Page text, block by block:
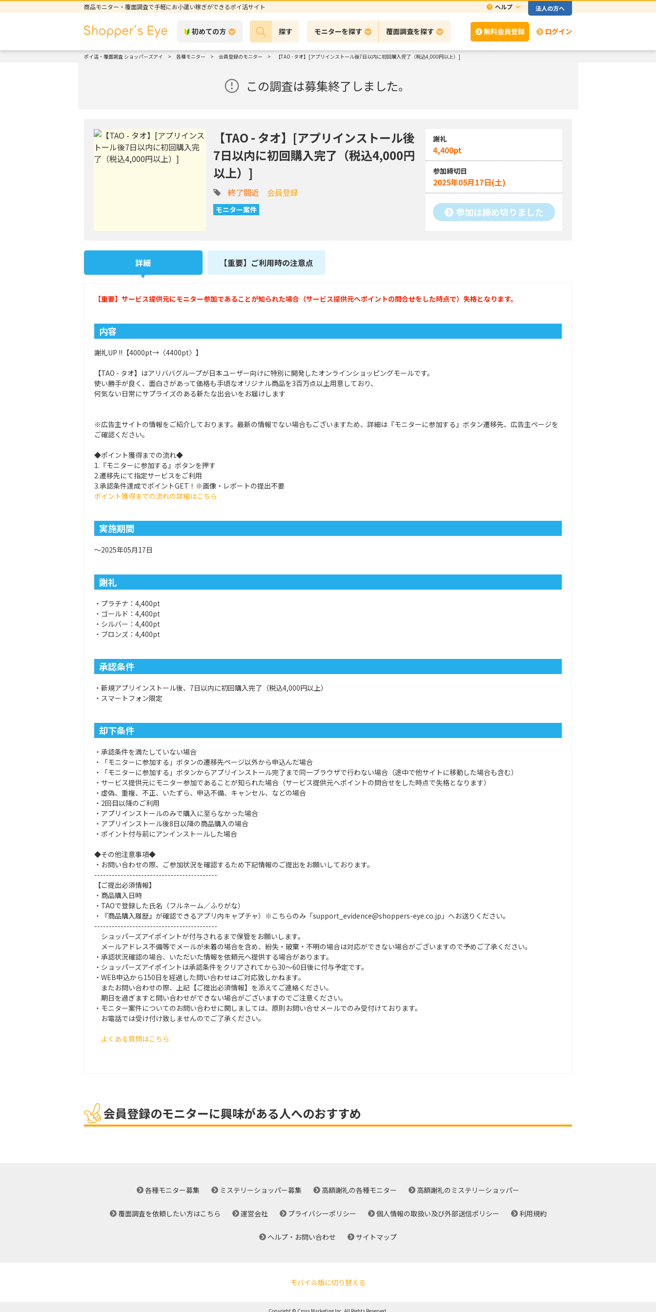
商品モニター・覆面調査で手軽にお小遣い稼ぎができるポイ活サイト ヘルプ 法人の方へ
初めての方 探す モニターを探す 覆面調査を探す 無料会員登録 ログイン
ポイ活・覆面調査 ショッパーズアイ 各種モニター 会員登録のモニター 【TAO - タオ】[アプリインストール後7日以内に初回購入完了（税込4,000円以上）]
この調査は募集終了しました。
【TAO - タオ】[アプリインストール後
7日以内に初回購入完了（税込4,000円
以上）]
終了間近 会員登録
モニター案件
謝礼
4,400pt
参加締切日
2025年05月17日(土)
参加は締め切りました
詳細 【重要】ご利用時の注意点
【重要】サービス提供元にモニター参加であることが知られた場合（サービス提供元へポイントの問合せをした時点で）失格となります。
内容
謝礼UP !!【4000pt→〈4400pt〉】
【TAO - タオ】はアリババグループが日本ユーザー向けに特別に開発したオンラインショッピングモールです。
使い勝手が良く、面白さがあって価格も手頃なオリジナル商品を3百万点以上用意しており、
何気ない日常にサプライズのある新たな出会いをお届けします
※広告主サイトの情報をご紹介しております。最新の情報でない場合もございますため、詳細は『モニターに参加する』ボタン遷移先、広告主ページを
ご確認ください。
◆ポイント獲得までの流れ◆
1.『モニターに参加する』ボタンを押す
2.遷移先にて指定サービスをご利用
3.承認条件達成でポイントGET！※画像・レポートの提出不要
ポイント獲得までの流れの詳細はこちら
実施期間
～2025年05月17日
謝礼
・プラチナ：4,400pt
・ゴールド：4,400pt
・シルバー：4,400pt
・ブロンズ：4,400pt
承認条件
・新規アプリインストール後、7日以内に初回購入完了（税込4,000円以上）
・スマートフォン限定
却下条件
・承認条件を満たしていない場合
・「モニターに参加する」ボタンの遷移先ページ以外から申込んだ場合
・「モニターに参加する」ボタンからアプリインストール完了まで同一ブラウザで行わない場合（途中で他サイトに移動した場合も含む）
・サービス提供元にモニター参加であることが知られた場合（サービス提供元へポイントの問合せをした時点で失格となります）
・虚偽、重複、不正、いたずら、申込不備、キャンセル、などの場合
・2回目以降のご利用
・アプリインストールのみで購入に至らなかった場合
・アプリインストール後8日以降の商品購入の場合
・ポイント付与前にアンインストールした場合
◆その他注意事項◆
・お問い合わせの際、ご参加状況を確認するため下記情報のご提出をお願いしております。
------------------------------------------
【ご提出必須情報】
・商品購入日時
・TAOで登録した氏名（フルネーム／ふりがな）
・『商品購入履歴』が確認できるアプリ内キャプチャ）※こちらのみ「support_evidence@shoppers-eye.co.jp」へお送りください。
------------------------------------------
ショッパーズアイポイントが付与されるまで保管をお願いします。
メールアドレス不備等でメールが未着の場合を含め、紛失・破棄・不明の場合は対応ができない場合がございますので予めご了承ください。
・承認状況確認の場合、いただいた情報を依頼元へ提供する場合があります。
・ショッパーズアイポイントは承認条件をクリアされてから30～60日後に付与予定です。
・WEB申込から150日を経過した問い合わせはご対応致しかねます。
またお問い合わせの際、上記【ご提出必須情報】を添えてご連絡ください。
期日を過ぎますと問い合わせができない場合がございますのでご注意ください。
・モニター案件についてのお問い合わせに関しましては、原則お問い合せメールでのみ受付けております。
お電話では受け付け致しませんのでご了承ください。
よくある質問はこちら
会員登録のモニターに興味がある人へのおすすめ
各種モニター募集 ミステリーショッパー募集 高額謝礼の各種モニター 高額謝礼のミステリーショッパー
覆面調査を依頼したい方はこちら 運営会社 プライバシーポリシー 個人情報の取扱い及び外部送信ポリシー 利用規約
ヘルプ・お問い合わせ サイトマップ
モバイル版に切り替える